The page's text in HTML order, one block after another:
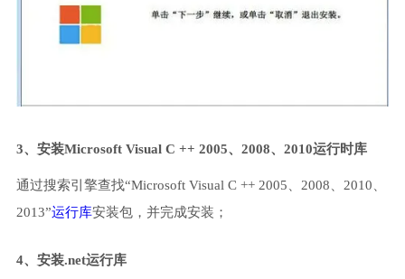
3、安装Microsoft Visual C ++ 2005、2008、2010运行时库
通过搜索引擎查找“Microsoft Visual C ++ 2005、2008、2010、
2013”运行库安装包，并完成安装；
4、安装.net运行库